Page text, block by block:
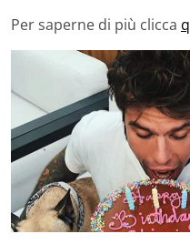
Per saperne di più clicca